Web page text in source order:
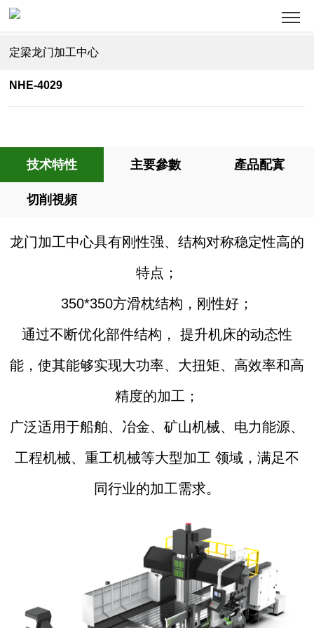
定梁龙门加工中心
NHE-4029
技术特性 主要參數 產品配寘
切削視頻
龙门加工中心具有刚性强、结构对称稳定性高的
特点；
350*350方滑枕结构，刚性好；
通过不断优化部件结构， 提升机床的动态性
能，使其能够实现大功率、大扭矩、高效率和高
精度的加工；
广泛适用于船舶、冶金、矿山机械、电力能源、
工程机械、重工机械等大型加工 领域，满足不
同行业的加工需求。